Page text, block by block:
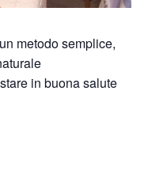
metodo semplice,
in buona salute